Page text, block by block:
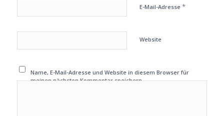
E-Mail-Adresse *
Website
Name, E-Mail-Adresse und Website in diesem Browser für
meinen nächsten Kommentar speichern.